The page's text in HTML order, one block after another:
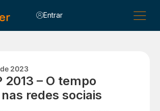
Entrar
2023
2013 – O tempo
redes sociais